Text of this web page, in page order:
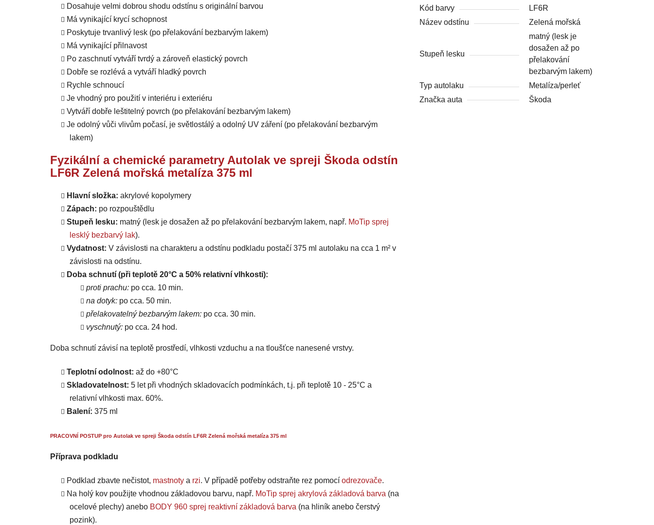
Dosahuje velmi dobrou shodu odstínu s originální barvou
Má vynikající krycí schopnost
Poskytuje trvanlivý lesk (po přelakování bezbarvým lakem)
Má vynikající přilnavost
Po zaschnutí vytváří tvrdý a zároveň elastický povrch
Dobře se rozlévá a vytváří hladký povrch
Rychle schnoucí
Je vhodný pro použití v interiéru i exteriéru
Vytváří dobře leštitelný povrch (po přelakování bezbarvým lakem)
Je odolný vůči vlivům počasí, je světlostálý a odolný UV záření (po přelakování bezbarvým
lakem)
Fyzikální a chemické parametry Autolak ve spreji Škoda odstín
LF6R Zelená mořská metalíza 375 ml
Hlavní složka: akrylové kopolymery
Zápach: po rozpouštědlu
Stupeň lesku: matný (lesk je dosažen až po přelakování bezbarvým lakem, např. MoTip sprej
lesklý bezbarvý lak).
Vydatnost: V závislosti na charakteru a odstínu podkladu postačí 375 ml autolaku na cca 1 m² v
závislosti na odstínu.
Doba schnutí (při teplotě 20°C a 50% relativní vlhkosti):
proti prachu: po cca. 10 min.
na dotyk: po cca. 50 min.
přelakovatelný bezbarvým lakem: po cca. 30 min.
vyschnutý: po cca. 24 hod.
Doba schnutí závisí na teplotě prostředí, vlhkosti vzduchu a na tloušťce nanesené vrstvy.
Teplotní odolnost: až do +80°C
Skladovatelnost: 5 let při vhodných skladovacích podmínkách, t.j. při teplotě 10 - 25°C a
relativní vlhkosti max. 60%.
Balení: 375 ml
PRACOVNÍ POSTUP pro Autolak ve spreji Škoda odstín LF6R Zelená mořská metalíza 375 ml
Příprava podkladu
Podklad zbavte nečistot, mastnoty a rzi. V případě potřeby odstraňte rez pomocí odrezovače.
Na holý kov použijte vhodnou základovou barvu, např. MoTip sprej akrylová základová barva (na
ocelové plechy) anebo BODY 960 sprej reaktivní základová barva (na hliník anebo čerstvý
pozink).
Kód barvy
LF6R
Název odstínu
Zelená mořská
Stupeň lesku
matný (lesk je
dosažen až po
přelakování
bezbarvým lakem)
Typ autolaku
Metalíza/perleť
Značka auta
Škoda